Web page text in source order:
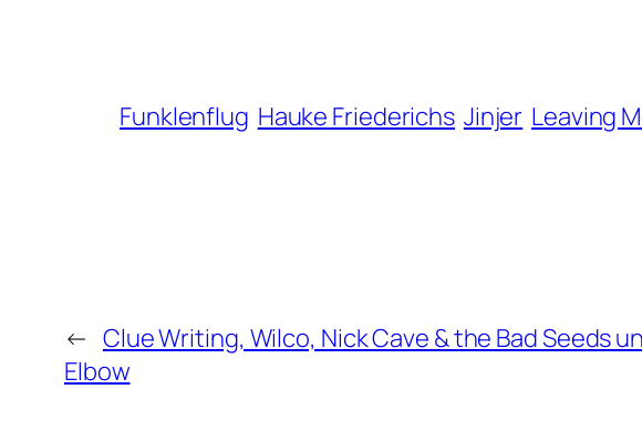
Funklenflug Hauke Friederichs Jinjer Leaving
← Clue Writing, Wilco, Nick Cave & the Bad Seeds
Elbow